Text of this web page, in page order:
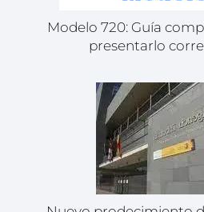
Modelo 720: Guía
presentarlo